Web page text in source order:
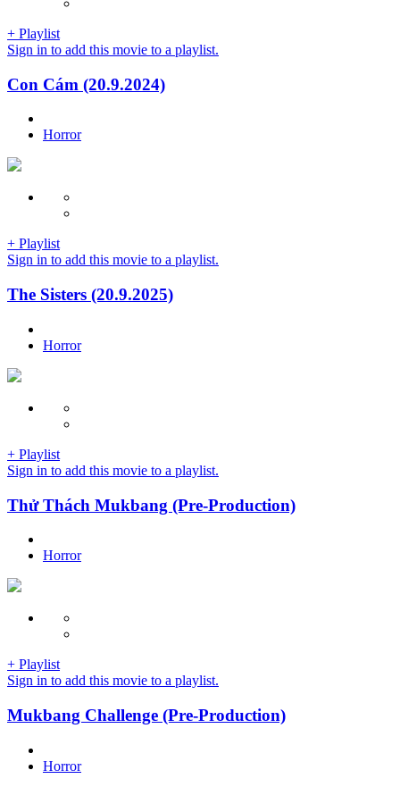
+ Playlist
Sign in to add this movie to a playlist.
Con Cám (20.9.2024)
Horror
+ Playlist
Sign in to add this movie to a playlist.
The Sisters (20.9.2025)
Horror
+ Playlist
Sign in to add this movie to a playlist.
Thử Thách Mukbang (Pre-Production)
Horror
+ Playlist
Sign in to add this movie to a playlist.
Mukbang Challenge (Pre-Production)
Horror